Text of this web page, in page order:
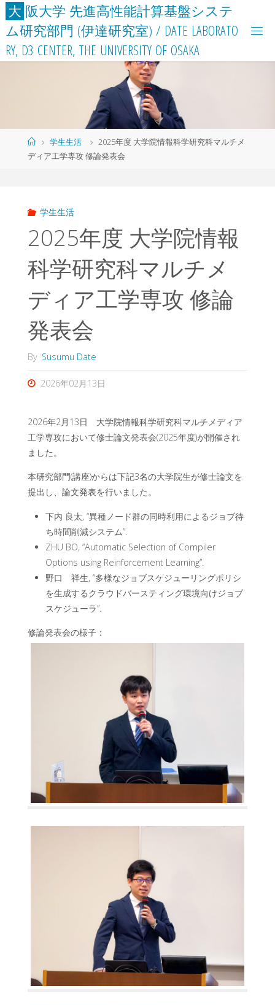
ン
テ
ン
ッ
大 阪大学 先進高性能計算基盤システ
ム研究部門 (伊達研究室) / DATE LABORATO
RY, D3 CENTER, THE UNIVERSITY OF OSAKA
ホ
ー
学生生活
2025年度 大学院情報科学研究科マルチメ
ディア工学専攻 修論発表会
学生生活
2025年度 大学院情報
科学研究科マルチメ
ディア工学専攻 修論
発表会
By Susumu Date
2026年02月13日
2026年2月13日 大学院情報科学研究科マルチメディア
工学専攻において修士論文発表会(2025年度)が開催され
ました。
本研究部門(講座)からは下記3名の大学院生が修士論文を
提出し、論文発表を行いました。
下内 良太, “異種ノード群の同時利用によるジョブ待
ち時間削減システム”.
ZHU BO, “Automatic Selection of Compiler
Options using Reinforcement Learning”.
野口 祥生, “多様なジョブスケジューリングポリシ
を生成するクラウドバースティング環境向けジョブ
スケジューラ”.
修論発表会の様子：